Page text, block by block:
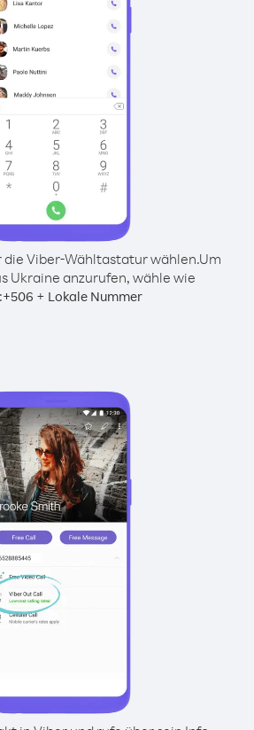
die Viber-Wähltastatur wählen.Um
Ukraine anzurufen, wähle wie
+506 + Lokale Nummer